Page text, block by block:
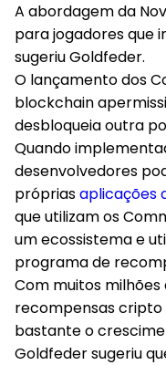
A abordagem da
para jogadores que
sugeriu Goldfeder.
O lançamento dos
blockchain
desbloqueia outra
Quando
desenvolvedores
própriasaplicações
que utilizam os
um ecossistema e
programa de
Com muitos milhões
recompensas
bastante o
Goldfeder sugeriu